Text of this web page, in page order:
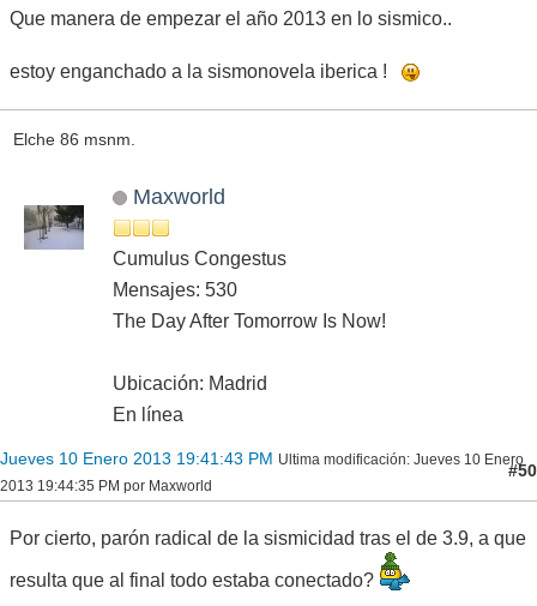
Que manera de empezar el año 2013 en lo sismico..
estoy enganchado a la sismonovela iberica !
Elche 86 msnm.
Maxworld
Cumulus Congestus
Mensajes: 530
The Day After Tomorrow Is Now!
Ubicación: Madrid
En línea
Jueves 10 Enero 2013 19:41:43 PM Ultima modificación: Jueves 10 Enero
2013 19:44:35 PM por Maxworld
#50
Por cierto, parón radical de la sismicidad tras el de 3.9, a que
resulta que al final todo estaba conectado?